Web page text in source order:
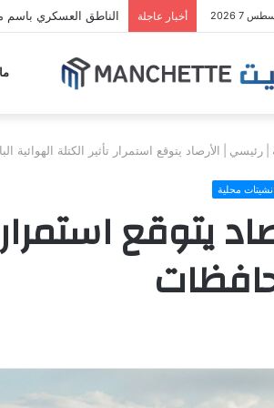
7 2026 أخبار عاجلة الناطق العسكري باسم
رئيسي الأرصاد يتوقع استمرار تأثير الكتلة
محلية
يتوقع